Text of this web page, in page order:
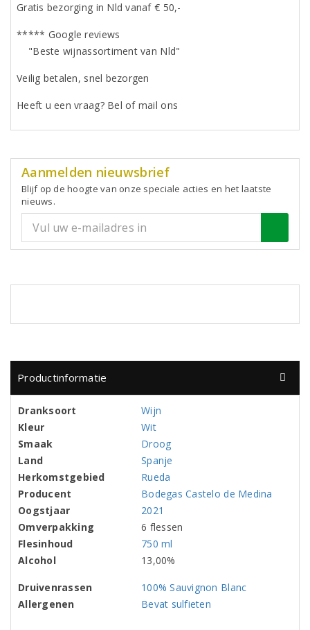
Gratis bezorging in Nld vanaf € 50,-
***** Google reviews
"Beste wijnassortiment van Nld"
Veilig betalen, snel bezorgen
Heeft u een vraag? Bel of mail ons
Aanmelden nieuwsbrief
Blijf op de hoogte van onze speciale acties en het laatste
nieuws.
Productinformatie
Dranksoort
Wijn
Kleur
Wit
Smaak
Droog
Land
Spanje
Herkomstgebied
Rueda
Producent
Bodegas Castelo de Medina
Oogstjaar
2021
Omverpakking
6 flessen
Flesinhoud
750 ml
Alcohol
13,00%
Druivenrassen
100% Sauvignon Blanc
Allergenen
Bevat sulfieten